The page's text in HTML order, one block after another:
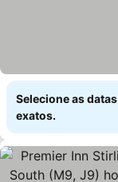
Selecione as
exatos.